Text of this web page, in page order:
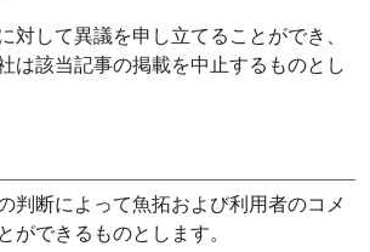
対して異議を申し立てることができ、
は該当記事の掲載を中止するものとし
判断によって魚拓および利用者のコメ
ができるものとします。